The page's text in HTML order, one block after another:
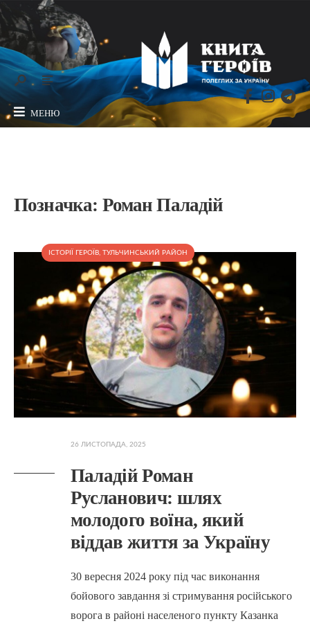
МЕНЮ
Позначка: Роман Паладій
ІСТОРІЇ ГЕРОЇВ, ТУЛЬЧИНСЬКИЙ РАЙОН
26 ЛИСТОПАДА, 2025
Паладій Роман
Русланович: шлях
молодого воїна, який
віддав життя за Україну
30 вересня 2024 року під час виконання
бойового завдання зі стримування російського
ворога в районі населеного пункту Казанка